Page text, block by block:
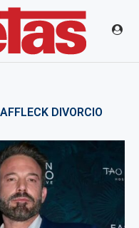
DIVORCIO